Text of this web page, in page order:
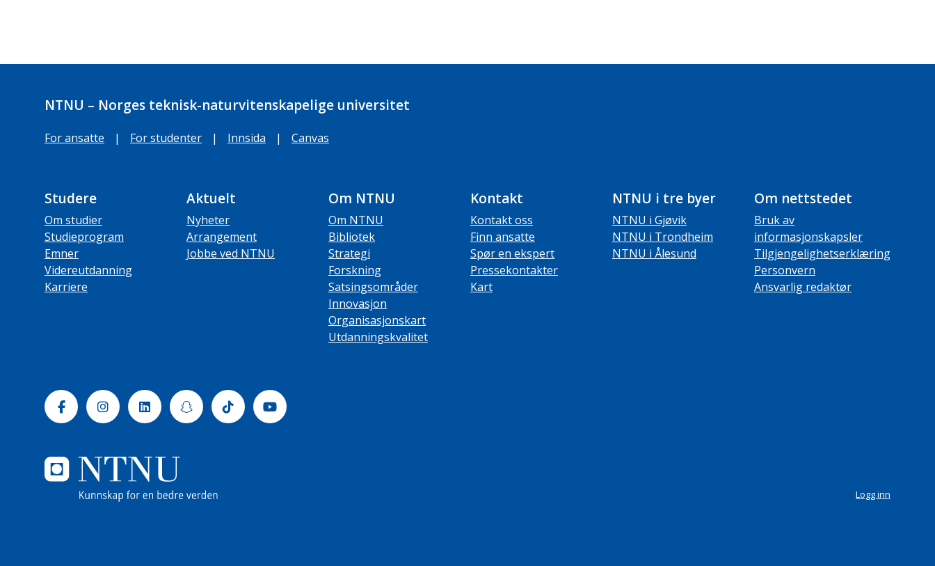
NTNU – Norges teknisk-naturvitenskapelige universitet
For ansatte | For studenter | Innsida | Canvas
Studere
Om studier
Studieprogram
Emner
Videreutdanning
Karriere
Aktuelt
Nyheter
Arrangement
Jobbe ved NTNU
Om NTNU
Om NTNU
Bibliotek
Strategi
Forskning
Satsingsområder
Innovasjon
Organisasjonskart
Utdanningskvalitet
Kontakt
Kontakt oss
Finn ansatte
Spør en ekspert
Pressekontakter
Kart
NTNU i tre byer
NTNU i Gjøvik
NTNU i Trondheim
NTNU i Ålesund
Om nettstedet
Bruk av
informasjonskapsler
Tilgjengelighetserklæring
Personvern
Ansvarlig redaktør
FacebookInstagramLinkedinSnapchatTiktok Youtube
Logg inn